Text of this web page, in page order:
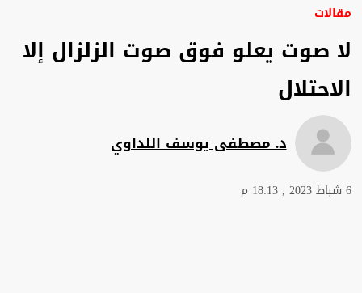
مقالات
لا صوت يعلو فوق صوت الزلزال إلا
الاحتلال
د. مصطفى يوسف اللداوي
6 شباط 2023 , 18:13 م